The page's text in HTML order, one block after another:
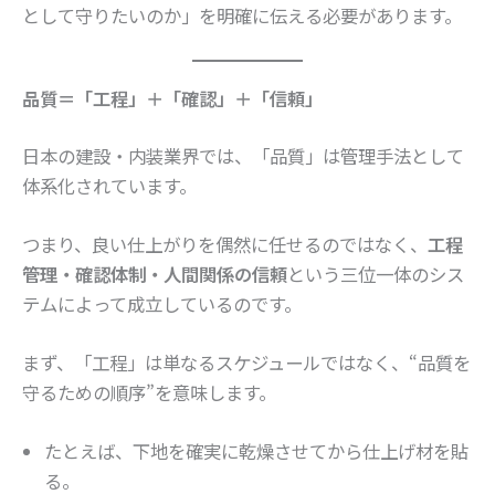
として守りたいのか」を明確に伝える必要があります。
品質＝「工程」＋「確認」＋「信頼」
日本の建設・内装業界では、「品質」は管理手法として
体系化されています。
つまり、良い仕上がりを偶然に任せるのではなく、 工程
管理・確認体制・人間関係の信頼という三位一体のシス
テムによって成立しているのです。
まず、「工程」は単なるスケジュールではなく、“品質を
守るための順序”を意味します。
たとえば、下地を確実に乾燥させてから仕上げ材を貼
る。